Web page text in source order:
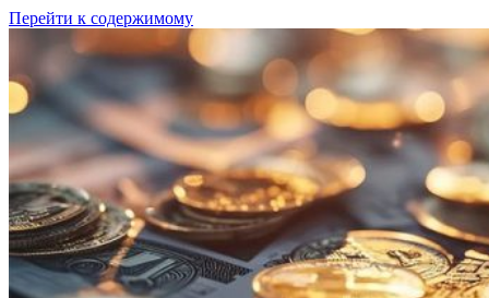
Перейти к содержимому